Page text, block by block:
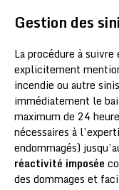
Gestion des
La procédure à
explicitement
incendie ou autre
immédiatement le
maximum de 24
nécessaires à
endommagés)
réactivité imposée
des dommages et